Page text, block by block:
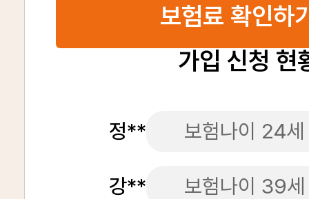
보험료 확인하
가입 신청 현
정** 보험나이 24세
강** 보험나이 39세